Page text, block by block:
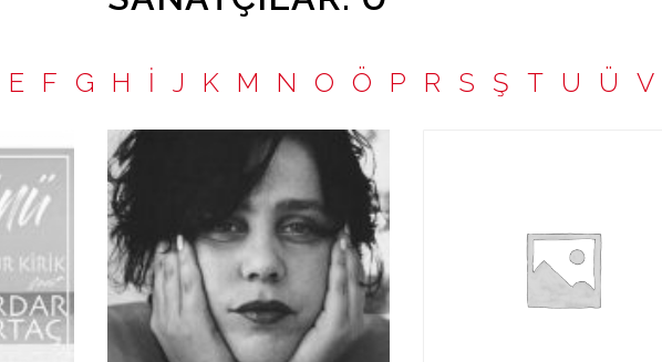
E F G H İ J K M N O Ö P R S Ş T U Ü V